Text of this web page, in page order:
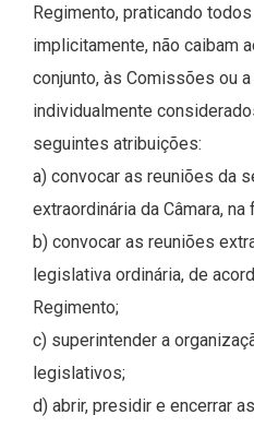
Regimento, praticando
implicitamente, não caibam
conjunto, às Comissões ou
individualmente
seguintes atribuições:
a) convocar as reuniões da
extraordinária da Câmara,
b) convocar as reuniões
legislativa ordinária, de
Regimento;
c) superintender a
legislativos;
d) abrir, presidir e encerrar